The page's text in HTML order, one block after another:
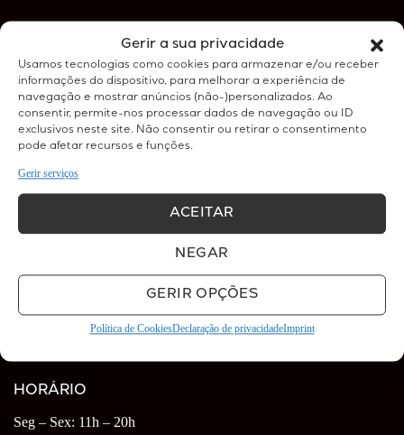
Gerir a sua privacidade
Usamos tecnologias como cookies para armazenar e/ou receber
informações do dispositivo, para melhorar a experiência de
navegação e mostrar anúncios (não-)personalizados. Ao
consentir, permite-nos processar dados de navegação ou ID
exclusivos neste site. Não consentir ou retirar o consentimento
pode afetar recursos e funções.
Gerir serviços
ACEITAR
NEGAR
GERIR OPÇÕES
Política de CookiesDeclaração de privacidadeImprint
SOBRE ESTE SITE:
Esta loja online pertence à clínica médica Belight, e disponibiliza
a nossa oferta tanto em serviços a realizar na clínica como
produtos de venda e revenda.
Belight - Clínica Médica e Estética
Quinta do Lambert
HORÁRIO
Seg – Sex: 11h – 20h